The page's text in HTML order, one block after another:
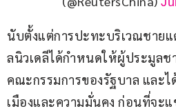
นับตั้งแต่การปะทะบริเวณชาย
ลนิวเดลีได้กำหนดให้ผู้ประมูลช
คณะกรรมการของรัฐบาล และ
เมืองและความมั่นคง ก่อนที่จะ